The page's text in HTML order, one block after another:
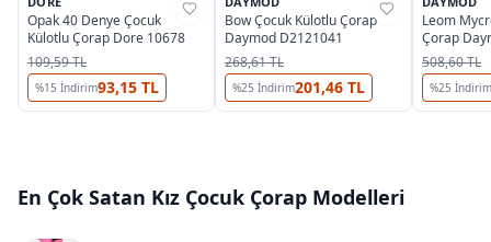
%24
Opak 40 Denye Çocuk
Külotlu Çorap Dore 10678
109,59 TL
%15 İndirim93,15 TL
%37
Bow Çocuk Külotlu Çorap
Daymod D2121041
268,61 TL
%25 İndirim201,46 TL
%37
Leom
Çorap
508,60 TL
%25 İndirim
En Çok Satan Kız Çocuk Çorap Modelleri